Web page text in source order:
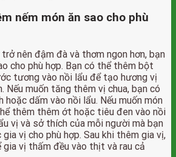
nếm món ăn sao cho phù
nên đậm đà và thơm ngon hơn, bạn
cho phù hợp. Bạn có thể thêm bột
tương vào nồi lẩu để tạo hương vị
Nếu muốn tăng thêm vị chua, bạn có
dấm vào nồi lẩu. Nếu muốn món
thêm thêm ớt hoặc tiêu đen vào nồi
vị và sở thích của mỗi người mà bạn
vị cho phù hợp. Sau khi thêm gia vị,
gia vị thấm đều vào thịt và rau cả